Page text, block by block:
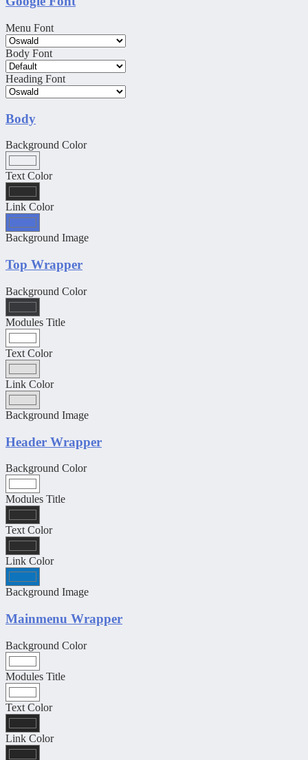
Menu Font
Body Font
Heading Font
Body
Background Color
Text Color
Link Color
Background Image
Top Wrapper
Background Color
Modules Title
Text Color
Link Color
Background Image
Header Wrapper
Background Color
Modules Title
Text Color
Link Color
Background Image
Mainmenu Wrapper
Background Color
Modules Title
Text Color
Link Color